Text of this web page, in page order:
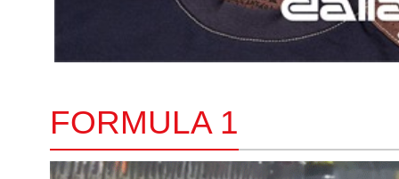
FORMULA 1